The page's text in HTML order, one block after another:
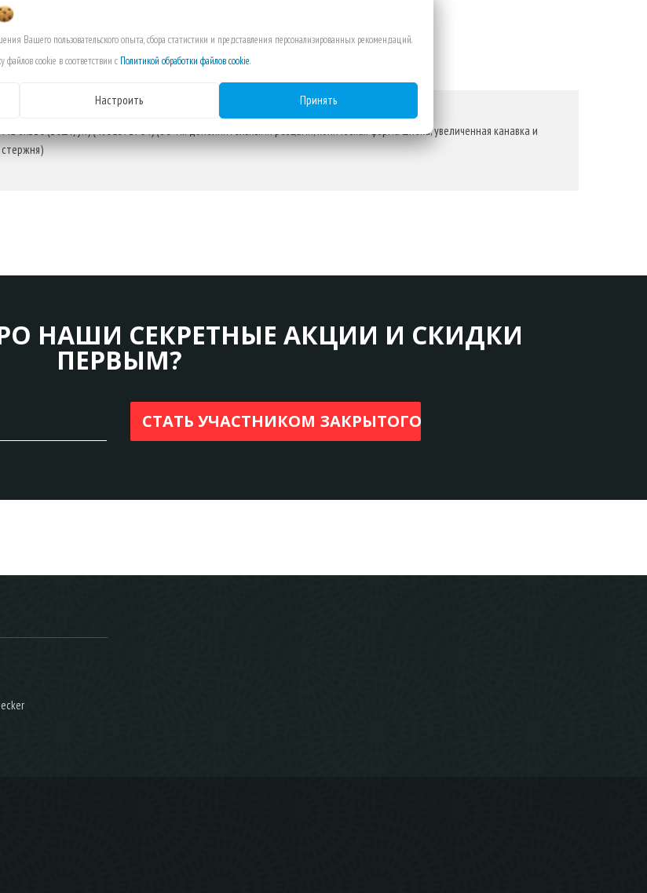
очень высокую скорость сверления.
наконечнике предотвращают повреждение
металлическую арматуру, а увеличенный
диаметр основоного стержня снижает
НИКОГДА
ДРОБЯЩИЕ
ЗУБЬЯ
Оказывают «разрушительный» эффект и
создают
микротрещины в просверливаемом
НАКОНЕЧНИК
ОТЗЫВЫ ВЫ СМОТРЕЛИ
M2 6x110 (10шт/уп) (4932371704) (с 3-мя дополнительными резцами, коническая форма шнека, увеличенная канавка и
НАШИ СЕКРЕТНЫЕ АКЦИИ И СКИДКИ
ПЕРВЫМ?
Вашего пользовательского опыта, сбора статистики и представления персонализированных рекомендаций.
cookie в соответствии с Политикой обработки файлов cookie.
Настроить Принять